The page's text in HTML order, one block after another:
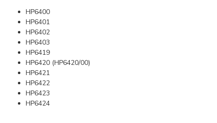
HP6400
HP6401
HP6402
HP6403
HP6419
HP6420 (HP6420/00)
HP6421
HP6422
HP6423
HP6424